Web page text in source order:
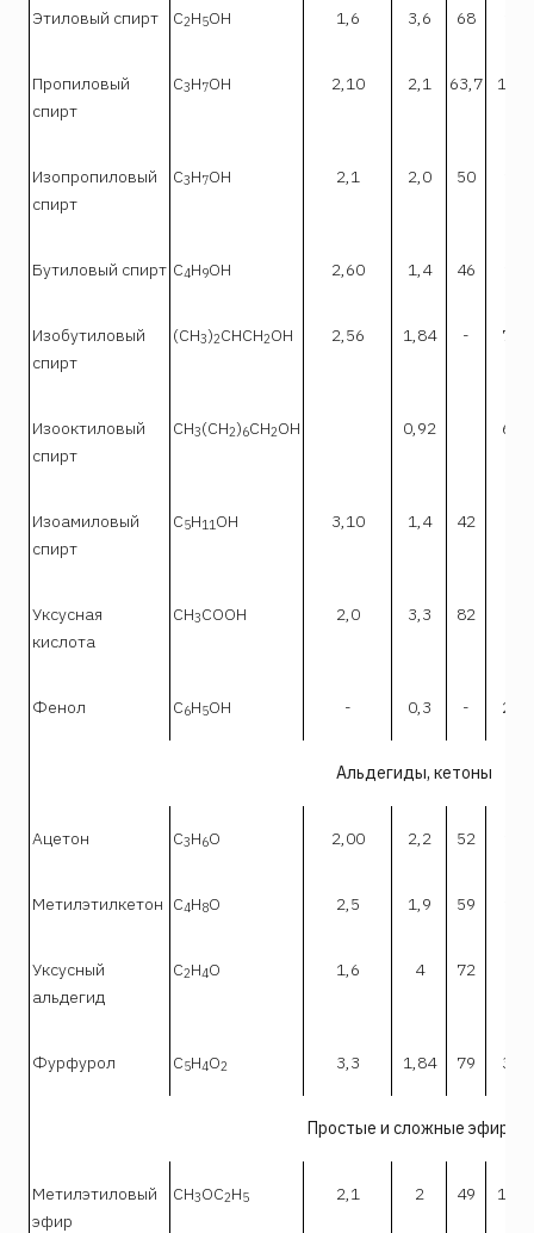
Этиловый спирт С2Н5ОН 1,6 3,6 68
Пропиловый
спирт
С3Н7ОН 2,10 2,1 63,7 13,5
Изопропиловый
спирт
С3Н7ОН 2,1 2,0 50
Бутиловый спирт С4Н9ОН 2,60 1,4 46
Изобутиловый
спирт
(СН3)2СНCH2ОН 2,56 1,84 - 7,3
Изооктиловый
спирт
СН3(СН2)6СН2ОН 0,92 6,3
Изоамиловый
спирт
С5Н11OН 3,10 1,4 42
Уксусная
кислота
СН3СООН 2,0 3,3 82
Фенол C6H5OH - 0,3 - 2,4
Альдегиды, кетоны
Ацетон С3Н6О 2,00 2,2 52
Метилэтилкетон С4Н8О 2,5 1,9 59
Уксусный
альдегид
С2Н4О 1,6 4 72
Фурфурол С5Н4О2 3,3 1,84 79 3,4
Простые и сложные эфиры
Метилэтиловый
эфир
СН3ОС2Н5 2,1 2 49 10,1